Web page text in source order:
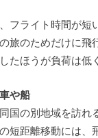
フライト時間が短
旅のためだけに飛
たほうが負荷は低
や船
国の別地域を訪れ
短距離移動には、